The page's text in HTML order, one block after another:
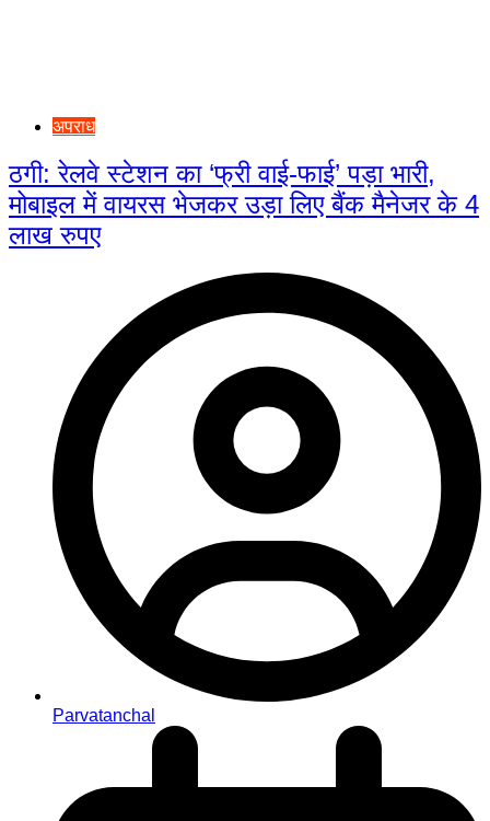
अपराध
ठगी: रेलवे स्टेशन का ‘फ्री वाई-फाई’ पड़ा भारी,
मोबाइल में वायरस भेजकर उड़ा लिए बैंक मैनेजर के 4
लाख रुपए
Parvatanchal